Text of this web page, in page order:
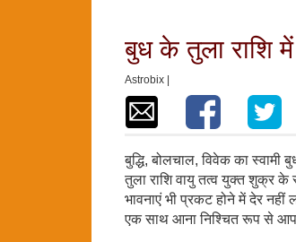
बुध के तुला राशि
Astrobix |
बुद्धि, बोलचाल, विवेक का स्वामी
तुला राशि वायु तत्व युक्त शुक्र के
भावनाएं भी प्रकट होने में देर
एक साथ आना निश्चित रूप से